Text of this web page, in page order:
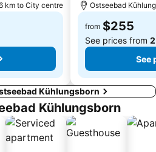
km to City centre
Ostseebad
from $255
See prices from
See
Kühlungsborn
Kühlungsborn